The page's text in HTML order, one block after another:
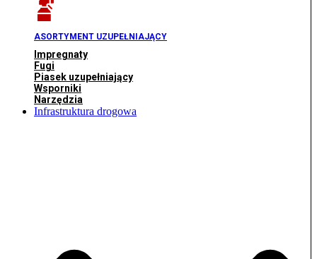
ASORTYMENT UZUPEŁNIAJĄCY
Impregnaty
Fugi
Piasek uzupełniający
Wsporniki
Narzędzia
Infrastruktura drogowa